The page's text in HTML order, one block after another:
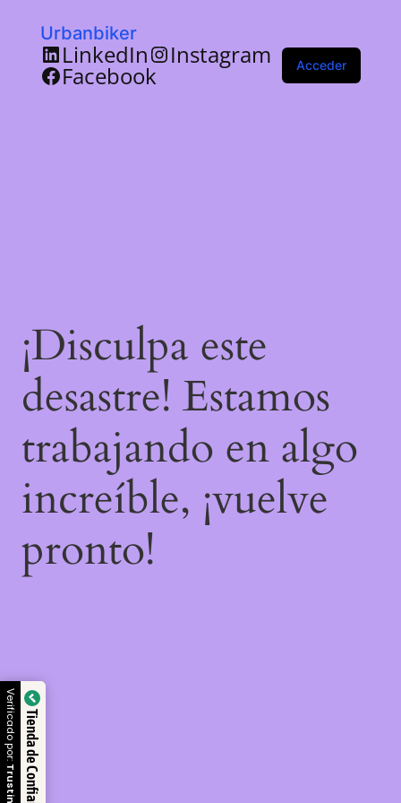
Urbanbiker
LinkedIn Instagram
Facebook Acceder
¡Disculpa este
desastre! Estamos
trabajando en algo
increíble, ¡vuelve
pronto!
Tienda de Confianza
Verificado por: